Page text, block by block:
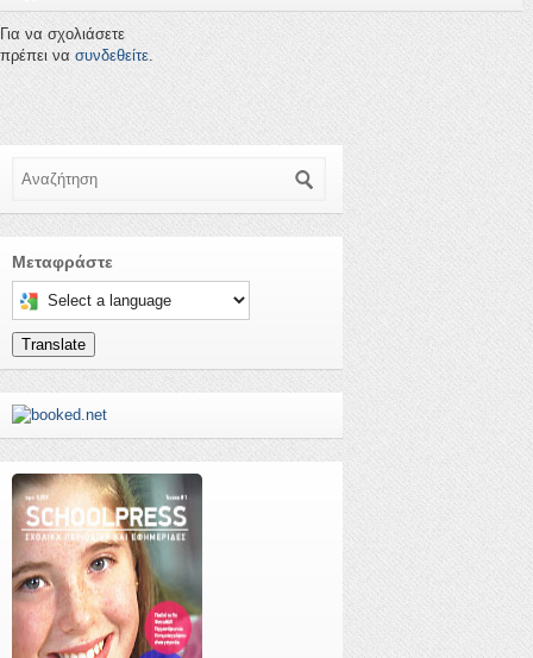
Για να σχολιάσετε
πρέπει να συνδεθείτε
Μεταφράστε
Select a language to translate this page
Translate